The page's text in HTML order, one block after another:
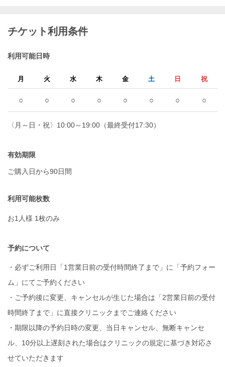
チケット利用条件
利用可能日時
月 火 水 木 金 土 日 祝
○ ○ ○ ○ ○ ○ ○ ○
〈月～日・祝〉10:00～19:00（最終受付17:30）
有効期限
ご購入日から90日間
利用可能枚数
お1人様 1枚のみ
予約について
・必ずご利用日「1営業日前の受付時間終了まで」に「予約フォー
ム」にてご予約ください
・ご予約後に変更、キャンセルが生じた場合は「2営業日前の受付
時間終了まで」に直接クリニックまでご連絡ください
・期限以降の予約日時の変更、当日キャンセル、無断キャンセ
ル、10分以上遅刻された場合はクリニックの規定に基づき対応さ
せていただきます